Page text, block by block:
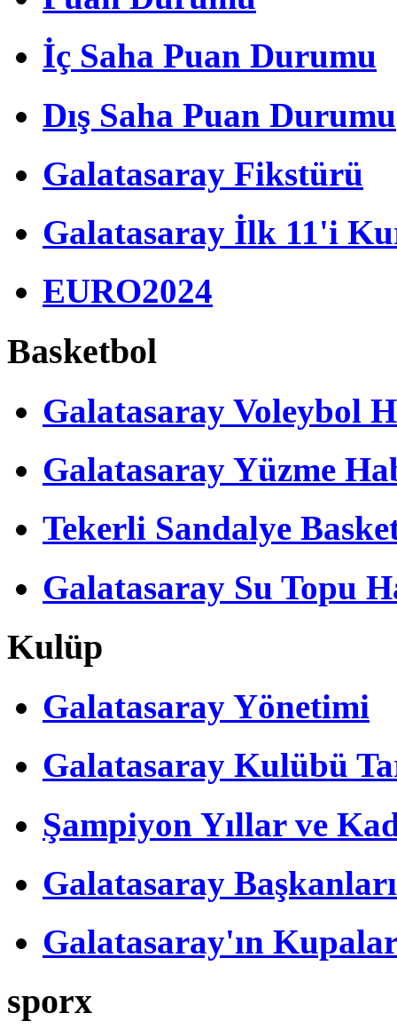
İç Saha Puan Durumu
Dış Saha Puan Durumu
Galatasaray Fikstürü
Galatasaray İlk 11'i
EURO2024
Basketbol
Galatasaray Voleybol
Galatasaray Yüzme
Tekerli Sandalye
Galatasaray Su Topu
Kulüp
Galatasaray Yönetimi
Galatasaray Kulübü
Şampiyon Yıllar ve
Galatasaray Başkanları
Galatasaray'ın
sporx